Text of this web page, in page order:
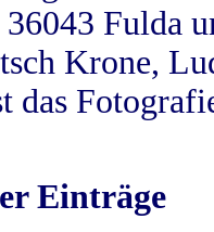
Fulda
Krone,
das
Einträge